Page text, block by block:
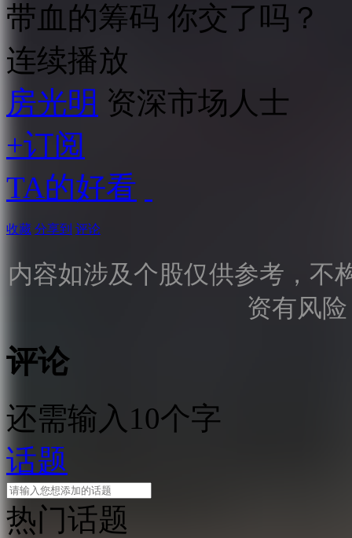
带血的筹码 你交了吗？
连续播放
房光明 资深市场人士
+订阅
TA的好看
收藏 分享到 评论
内容如涉及个股仅供参考，不
资有风
评论
还需输入10个字
话题
热门话题